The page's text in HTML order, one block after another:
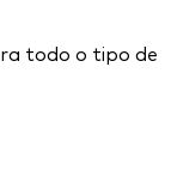
todo o tipo de